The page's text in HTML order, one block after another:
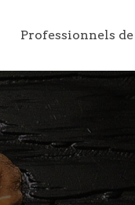
Professionnels